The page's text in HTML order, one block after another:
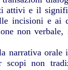
attivi e il
incisioni e
non
narrativa
scopi non